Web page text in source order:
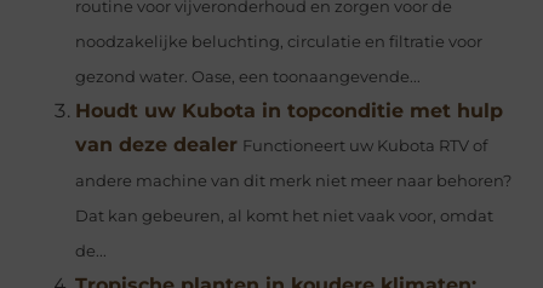
routine voor vijveronderhoud en zorgen voor de
noodzakelijke beluchting, circulatie en filtratie voor
gezond water. Oase, een toonaangevende...
Houdt uw Kubota in topconditie met hulp
van deze dealer Functioneert uw Kubota RTV of
andere machine van dit merk niet meer naar behoren?
Dat kan gebeuren, al komt het niet vaak voor, omdat
de...